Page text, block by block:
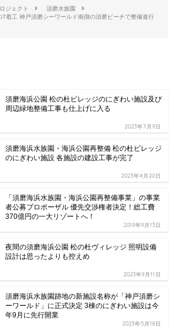
ジェクト
須磨水族園
7着工 神戸須磨シーワールド南側の須磨ビーチで整備進行
須磨海浜公園 松の杜ビレッジのにぎわい施設及び
周辺緑地整備工事も仕上げに入る
2023年7月9日
須磨海浜水族園・海浜公園再整備 松の杜ビレッジ
のにぎわい施設 各施設の建設工事が完了
2023年4月20日
「須磨海浜水族園・海浜公園再整備事業」の事業
者公募プロポーザル 優先交渉権者決定！総工費
370億円の一大リゾートへ！
2019年9月13日
夜間の須磨海浜公園 松の杜ヴィレッジ 照明設備
設計は思ったよりも控えめ
2023年9月11日
須磨海浜水族園跡地の新施設名称が「神戸須磨シ
ーワールド」に正式決定 3棟のにぎわい施設は今
年9月に先行開業
2023年5月18日